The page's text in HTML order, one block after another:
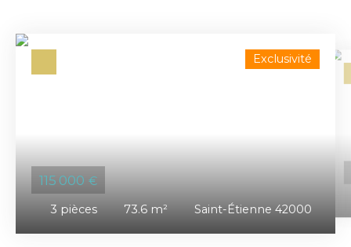
115 000 €
3 pièces 73.6 m² Saint-Étienne 42000
Exclusivité